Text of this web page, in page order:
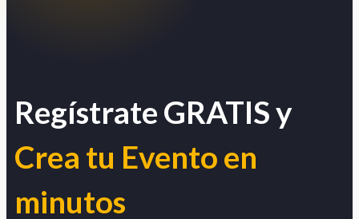
Regístrate GRATIS y
Crea tu Evento en
minutos